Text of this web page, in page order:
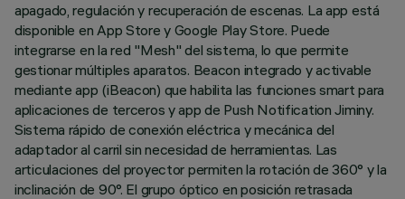
apagado, regulación y recuperación de escenas. La app está
disponible en App Store y Google Play Store. Puede
integrarse en la red "Mesh" del sistema, lo que permite
gestionar múltiples aparatos. Beacon integrado y activable
mediante app (iBeacon) que habilita las funciones smart para
aplicaciones de terceros y app de Push Notification Jiminy.
Sistema rápido de conexión eléctrica y mecánica del
adaptador al carril sin necesidad de herramientas. Las
articulaciones del proyector permiten la rotación de 360° y la
inclinación de 90°. El grupo óptico en posición retrasada